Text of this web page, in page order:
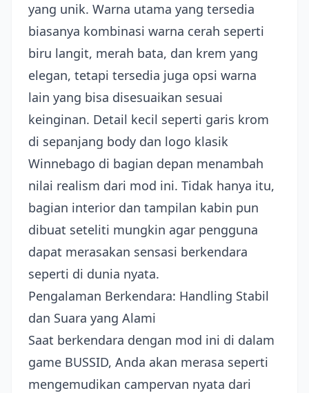
yang unik. Warna utama yang tersedia
biasanya kombinasi warna cerah seperti
biru langit, merah bata, dan krem yang
elegan, tetapi tersedia juga opsi warna
lain yang bisa disesuaikan sesuai
keinginan. Detail kecil seperti garis krom
di sepanjang body dan logo klasik
Winnebago di bagian depan menambah
nilai realism dari mod ini. Tidak hanya itu,
bagian interior dan tampilan kabin pun
dibuat seteliti mungkin agar pengguna
dapat merasakan sensasi berkendara
seperti di dunia nyata.
Pengalaman Berkendara: Handling Stabil
dan Suara yang Alami
Saat berkendara dengan mod ini di dalam
game BUSSID, Anda akan merasa seperti
mengemudikan campervan nyata dari